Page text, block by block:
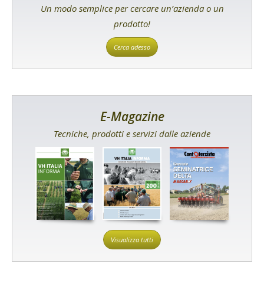
Un modo semplice per cercare un’azienda o un
prodotto!
Cerca adesso
E-Magazine
Tecniche, prodotti e servizi dalle aziende
Visualizza tutti